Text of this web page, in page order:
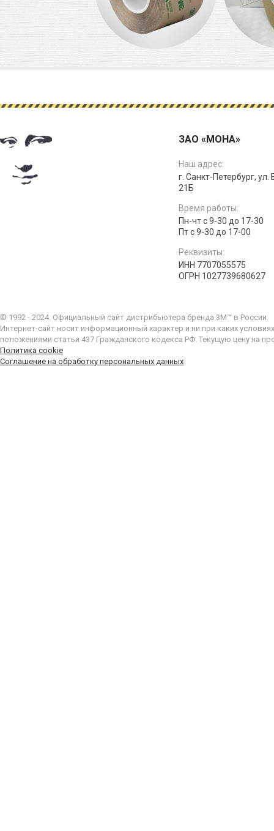
ЗАО «МОНА»
Наш адрес:
г. Санкт-Петербург,
21Б
Время работы:
Пн-чт с 9-30 до 17-30
Пт с 9-30 до 17-00
Реквизиты:
ИНН 7707055575
ОГРН 1027739680627
© 1992 - 2024. Официальный сайт дистрибьютера бренда 3M™ в России.
Интернет-сайт носит информационный характер и ни при каких
положениями статьи 437 Гражданского кодекса РФ. Текущую цену на
Политика cookie
Соглашение на обработку персональных данных